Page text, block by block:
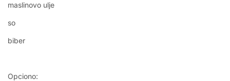
maslinovo ulje
so
biber
Opciono: